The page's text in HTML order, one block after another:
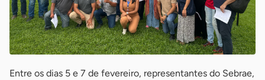
Entre os dias 5 e 7 de fevereiro, representantes do Sebrae,